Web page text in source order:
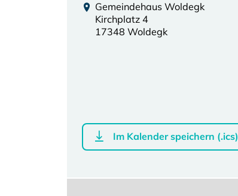
Gemeindehaus Woldegk
Kirchplatz 4
17348 Woldegk
Im Kalender speichern (.ics)